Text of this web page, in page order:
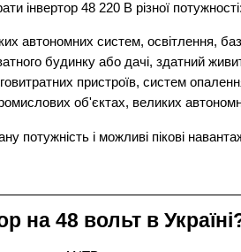
інвертор 48 220 В різної потужності:
автономних систем, освітлення,
будинку або дачі, здатний
пристроїв, систем
об'єктах, великих
потужність і можливі пікові
на 48 вольт в